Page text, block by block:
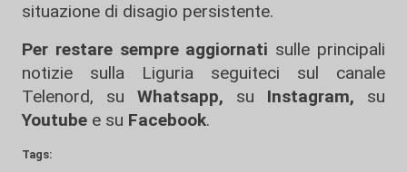
situazione di disagio persistente.
Per restare sempre aggiornati sulle principali
notizie sulla Liguria seguiteci sul canale
Telenord, su
Whatsapp, su Instagram, su
Youtube e su Facebook.
Tags: